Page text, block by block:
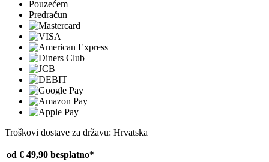
Pouzećem
Predračun
Troškovi dostave za državu: Hrvatska
od € 49,90 besplatno*